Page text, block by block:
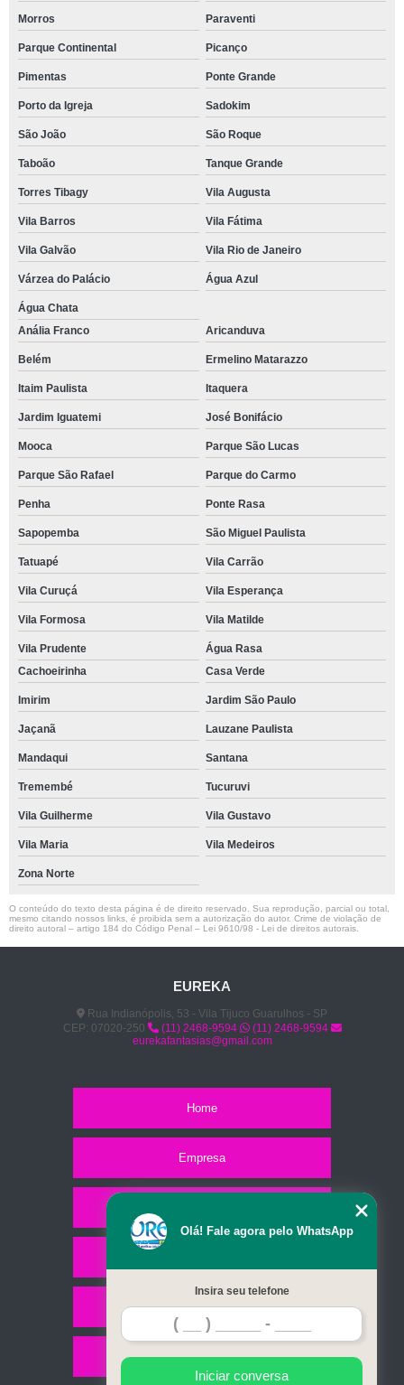
Morros Paraventi
Parque Continental Picanço
Pimentas Ponte Grande
Porto da Igreja Sadokim
São João São Roque
Taboão Tanque Grande
Torres Tibagy Vila Augusta
Vila Barros Vila Fátima
Vila Galvão Vila Rio de Janeiro
Várzea do Palácio Água Azul
Água Chata
Anália Franco
Aricanduva
Belém Ermelino Matarazzo
Itaim Paulista Itaquera
Jardim Iguatemi José Bonifácio
Mooca Parque São Lucas
Parque São Rafael Parque do Carmo
Penha Ponte Rasa
Sapopemba São Miguel Paulista
Tatuapé Vila Carrão
Vila Curuçá Vila Esperança
Vila Formosa Vila Matilde
Vila Prudente
Água Rasa
Cachoeirinha
Casa Verde
Imirim Jardim São Paulo
Jaçanã Lauzane Paulista
Mandaqui Santana
Tremembé Tucuruvi
Vila Guilherme Vila Gustavo
Vila Maria Vila Medeiros
Zona Norte
O conteúdo do texto desta página é de direito reservado. Sua reprodução, parcial ou total,
mesmo citando nossos links, é proibida sem a autorização do autor. Crime de violação de
direito autoral – artigo 184 do Código Penal – Lei 9610/98 - Lei de direitos autorais
EUREKA
Rua Indianópolis, 53 - Vila Tijuco Guarulhos - SP
CEP: 07020-250
(11) 2468-9594
(11) 2468-9594
eurekafantasias@gmail.com
Home
Empresa
Contato
Mapa do site
Olá! Fale agora pelo WhatsApp
Insira seu telefone
Iniciar conversa